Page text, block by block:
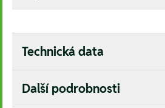
Technická data
Další podrobnosti